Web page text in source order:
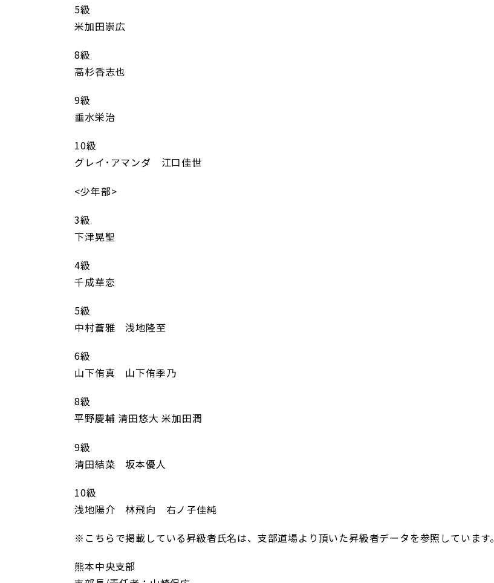
5級
米加田崇広
8級
高杉香志也
9級
垂水栄治
10級
グレイ･アマンダ 江口佳世
<少年部>
3級
下津晃聖
4級
千成華恋
5級
中村蒼雅 浅地隆至
6級
山下侑真 山下侑季乃
8級
平野慶輔 清田悠大 米加田潤
9級
清田結菜 坂本優人
10級
浅地陽介 林飛向 右ノ子佳純
※こちらで掲載している昇級者氏名は、支部道場より頂いた昇級者データを参照しています。
熊本中央支部